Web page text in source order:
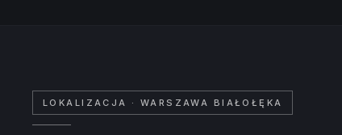
LOKALIZACJA · WARSZAWA BIAŁOŁĘKA